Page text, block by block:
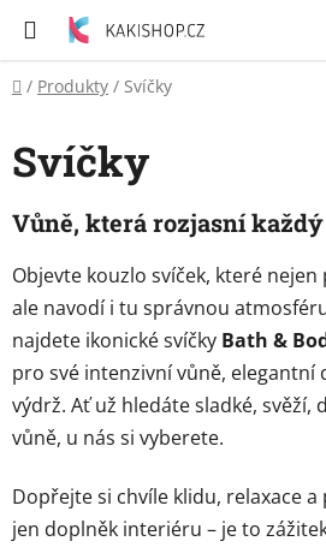
obsah
Zubní
Péče
o
tělo
Svíčky
Craze
&
Dětský
svět
Produkty
Domů
/ Produkty / Svíčky
Svíčky
Vůně, která rozjasní
Objevte kouzlo svíček, které
ale navodí i tu správnou
najdete ikonické svíčky Bath &
pro své intenzivní vůně, elegantní
výdrž. Ať už hledáte sladké, svěží,
vůně, u nás si vyberete.
Dopřejte si chvíle klidu, relaxace a
jen doplněk interiéru – je to